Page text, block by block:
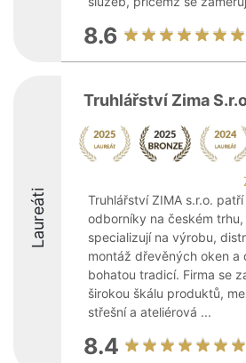
8.6
Laureáti
Truhlářství Zima
Truhlářství ZIMA s.r.o.
odborníky na českém
specializují na výrobu,
montáž dřevěných oken a
bohatou tradicí. Firma se
širokou škálu produktů,
střešní a ateliérová ...
8.4